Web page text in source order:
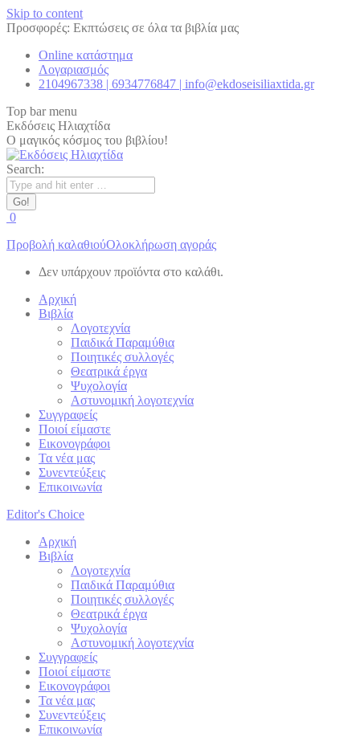
Skip to content
Προσφορές: Εκπτώσεις σε όλα τα βιβλία μας
Online κατάστημα
Λογαριασμός
2104967338 | 6934776847 | info@ekdoseisiliaxtida.gr
Top bar menu
Εκδόσεις Ηλιαχτίδα
Ο μαγικός κόσμος του βιβλίου!
Search:
0
Προβολή καλαθιούΟλοκλήρωση αγοράς
Δεν υπάρχουν προϊόντα στο καλάθι.
Αρχική
Βιβλία
Λογοτεχνία
Παιδικά Παραμύθια
Ποιητικές συλλογές
Θεατρικά έργα
Ψυχολογία
Αστυνομική λογοτεχνία
Συγγραφείς
Ποιοί είμαστε
Εικονογράφοι
Τα νέα μας
Συνεντεύξεις
Επικοινωνία
Editor's Choice
Αρχική
Βιβλία
Λογοτεχνία
Παιδικά Παραμύθια
Ποιητικές συλλογές
Θεατρικά έργα
Ψυχολογία
Αστυνομική λογοτεχνία
Συγγραφείς
Ποιοί είμαστε
Εικονογράφοι
Τα νέα μας
Συνεντεύξεις
Επικοινωνία